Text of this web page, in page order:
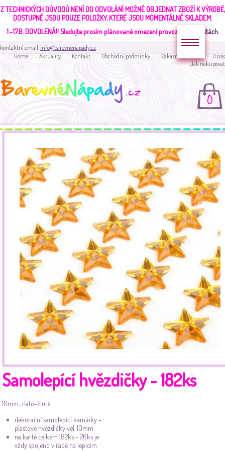
Z TECHNICKÝCH DŮVODŮ NENÍ DO ODVOLÁNÍ MOŽNÉ OBJEDNAT ZBOŽÍ K VÝROBĚ,
DOSTUPNÉ JSOU POUZE POLOŽKY, KTERÉ JSOU MOMENTÁLNĚ SKLADEM.
1.-17.8. DOVOLENÁ!!Sledujte prosím plánované omezení provozu v aktualitách.
kontaktní email:info@barevnenapady.cz
Home
Aktuality Kontakt Obchodní podmínky Zakaznická sekce
O nás
Jak nakupovat
0
Samolepící hvězdičky - 182ks
10mm, zlato-žluté
dekorační samolepící kamínky -
plastové hvězdičky vel. 10mm
na kartě celkem 182ks - 26ks je
vždy spojeno v řadě na lepícím